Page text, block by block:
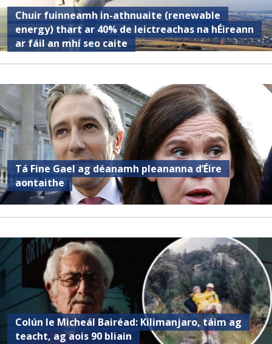
Chuir fuinneamh in-athnuaite (renewable
energy) thart ar 40% de leictreachas na hÉireann
ar fáil an mhí seo caite
Tá Fine Gael ag déanamh pleananna d’Éire
aontaithe
Colún le Micheál Bairéad: Kilimanjaro, táim ag
teacht, ag aois 90 bliain